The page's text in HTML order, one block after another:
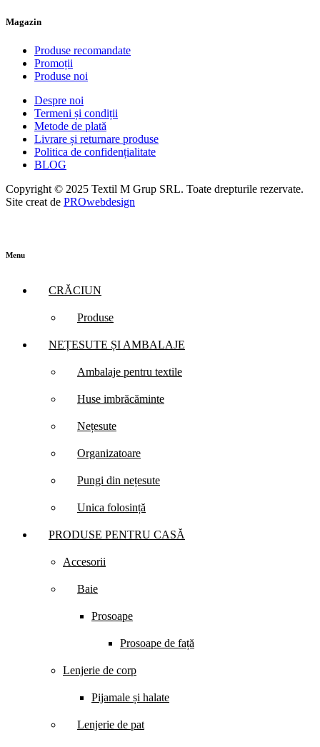
Magazin
Produse recomandate
Promoții
Produse noi
Despre noi
Termeni și condiții
Metode de plată
Livrare și returnare produse
Politica de confidențialitate
BLOG
Copyright © 2025 Textil M Grup SRL. Toate drepturile rezervate.
Site creat de PROwebdesign
Menu
CRĂCIUN
Produse
NEȚESUTE ȘI AMBALAJE
Ambalaje pentru textile
Huse imbrăcăminte
Nețesute
Organizatoare
Pungi din nețesute
Unica folosință
PRODUSE PENTRU CASĂ
Accesorii
Baie
Prosoape
Prosoape de față
Lenjerie de corp
Pijamale și halate
Lenjerie de pat